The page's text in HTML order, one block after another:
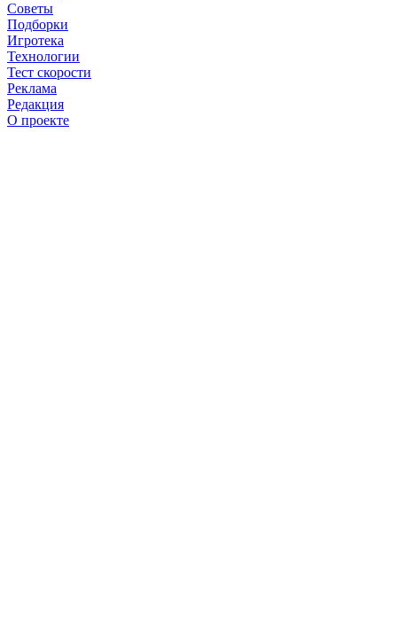
Советы
Подборки
Игротека
Технологии
Тест скорости
Реклама
Редакция
О проекте